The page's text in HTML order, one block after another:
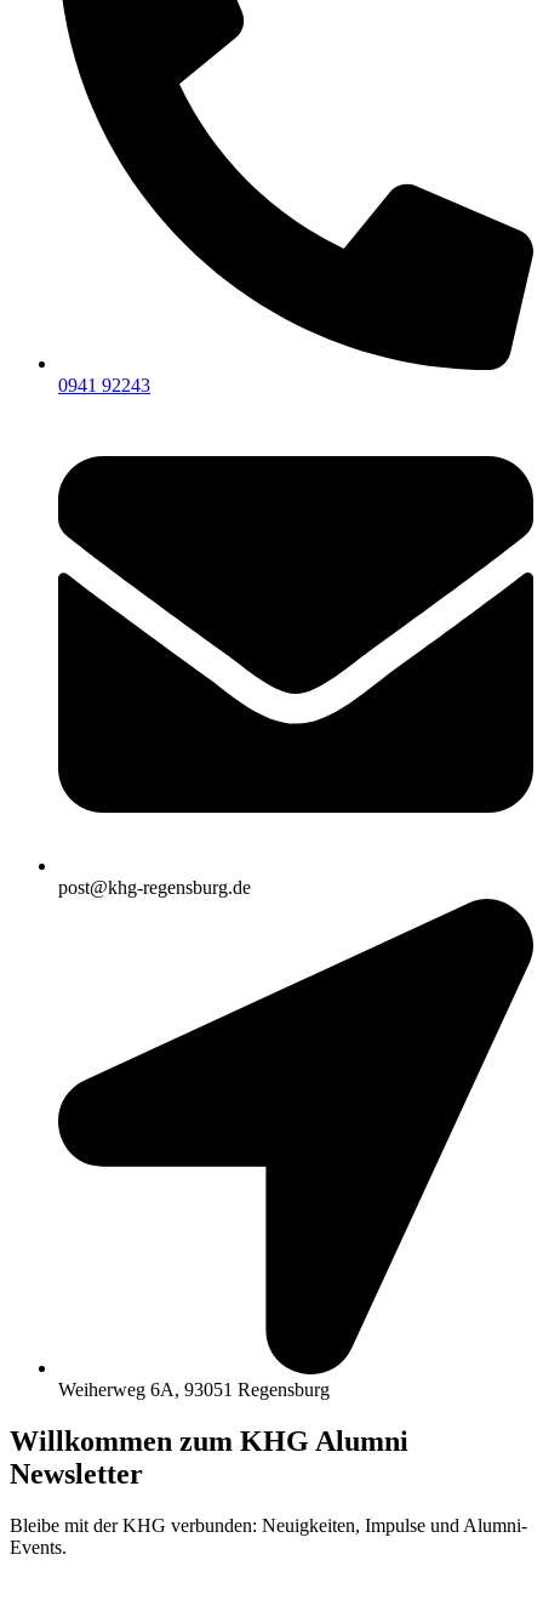
0941 92243
post@khg-regensburg.de
Weiherweg 6A, 93051 Regensburg
Willkommen zum KHG Alumni
Newsletter
Bleibe mit der KHG verbunden: Neuigkeiten, Impulse und Alumni-
Events.